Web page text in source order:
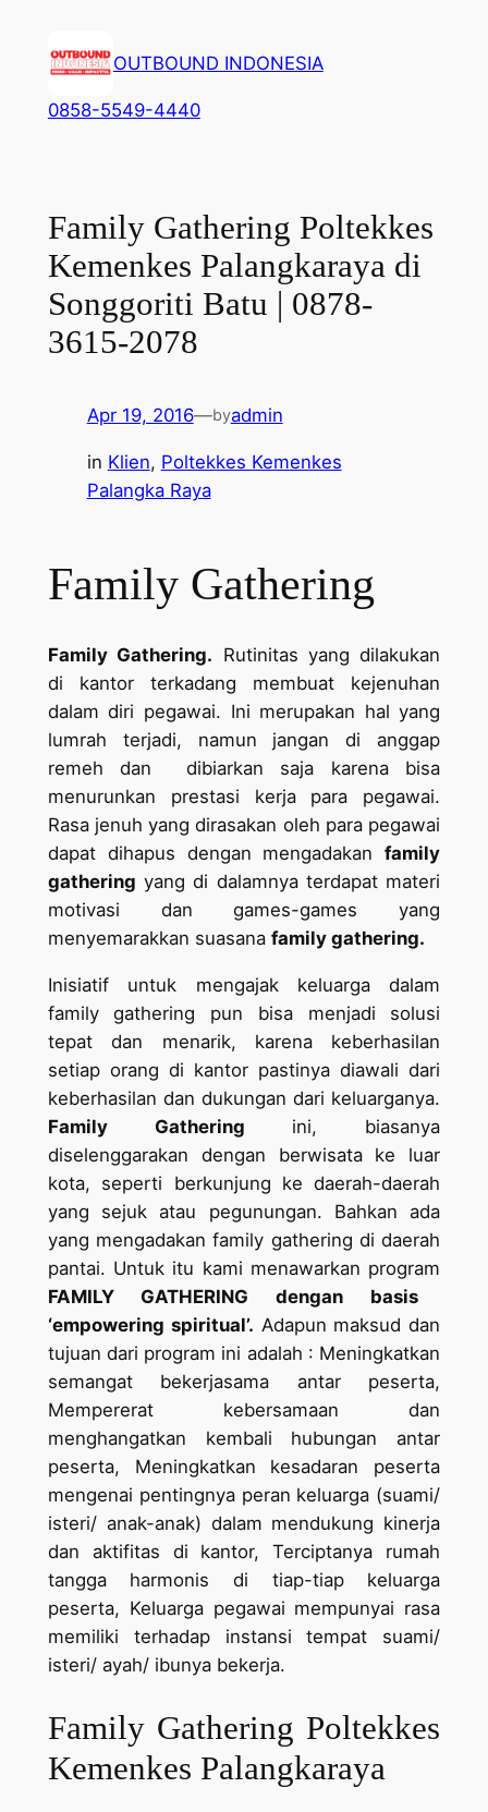
konten
OUTBOUND INDONESIA
0858-5549-4440
Family Gathering Poltekkes
Kemenkes Palangkaraya di
Songgoriti Batu | 0878-
3615-2078
Apr 19, 2016—byadmin
in Klien, Poltekkes Kemenkes
Palangka Raya
Family Gathering
Family Gathering. Rutinitas yang dilakukan
di kantor terkadang membuat kejenuhan
dalam diri pegawai. Ini merupakan hal yang
lumrah terjadi, namun jangan di anggap
remeh dan dibiarkan saja karena bisa
menurunkan prestasi kerja para pegawai.
Rasa jenuh yang dirasakan oleh para pegawai
dapat dihapus dengan mengadakanfamily
gathering yang di dalamnya terdapat materi
motivasi dan games-games yang
menyemarakkan suasana family gathering.
Inisiatif untuk mengajak keluarga dalam
family gathering pun bisa menjadi solusi
tepat dan menarik, karena keberhasilan
setiap orang di kantor pastinya diawali dari
keberhasilan dan dukungan dari keluarganya.
Family Gathering ini, biasanya
diselenggarakan dengan berwisata ke luar
kota, seperti berkunjung ke daerah-daerah
yang sejuk atau pegunungan. Bahkan ada
yang mengadakan family gathering di daerah
pantai. Untuk itu kami menawarkan program
FAMILY GATHERING dengan basis
‘empowering spiritual’. Adapun maksud dan
tujuan dari program ini adalah : Meningkatkan
semangat bekerjasama antar peserta,
Mempererat kebersamaan dan
menghangatkan kembali hubungan antar
peserta, Meningkatkan kesadaran peserta
mengenai pentingnya peran keluarga (suami/
isteri/ anak-anak) dalam mendukung kinerja
dan aktifitas di kantor, Terciptanya rumah
tangga harmonis di tiap-tiap keluarga
peserta, Keluarga pegawai mempunyai rasa
memiliki terhadap instansi tempat suami/
isteri/ ayah/ ibunya bekerja.
Family Gathering Poltekkes
Kemenkes Palangkaraya